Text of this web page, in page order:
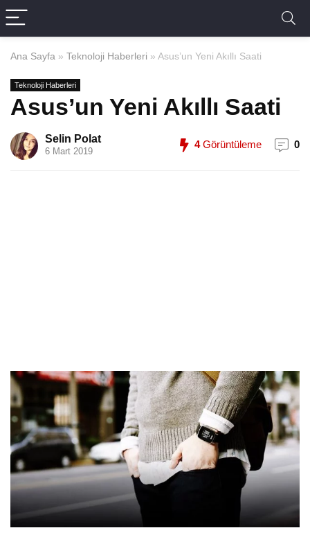
Ana Sayfa » Teknoloji Haberleri » Asus’un Yeni Akıllı Saati
Teknoloji Haberleri
Asus’un Yeni Akıllı Saati
Selin Polat
6 Mart 2019
4Görüntüleme 0